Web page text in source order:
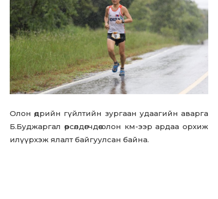
Олон өдрийн гүйлтийн зургаан удаагийн аварга
Б.Буджаргал өрсөлдөгчдөө олон км-ээр ардаа орхиж
илүүрхэж ялалт байгуулсан байна.